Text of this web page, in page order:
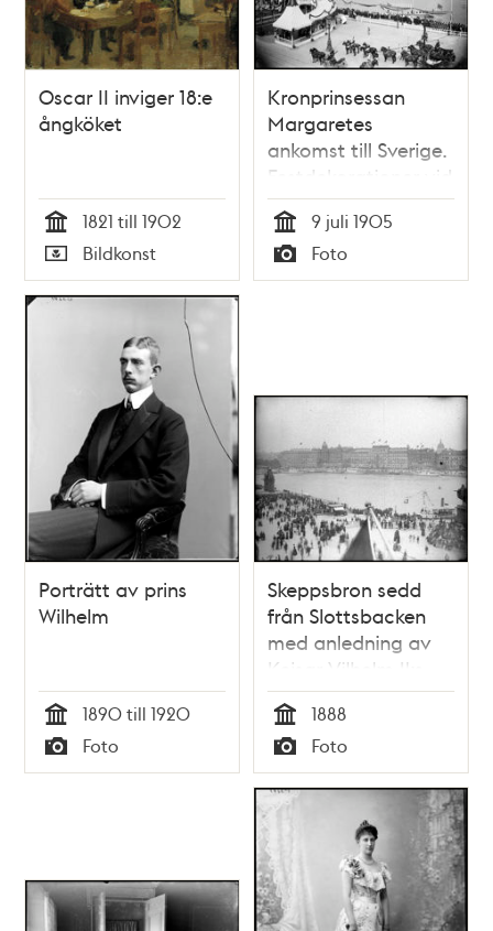
Oscar II inviger 18:e
ångköket
Tid
1821 till 1902
Typ
Bildkonst
Kronprinsessan
Margaretes
ankomst till Sverige.
Festdekorationer vid
Logårdstrappan
Tid
9 juli 1905
Typ
Foto
Porträtt av prins
Wilhelm
Tid
1890 till 1920
Typ
Foto
Skeppsbron sedd
från Slottsbacken
med anledning av
Kejsar Vilhelm II:s
besök i Stockholm. I
bakgrunden Grand
Hotel på
Blasieholmen
Tid
1888
Typ
Foto